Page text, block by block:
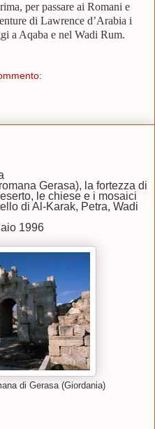
per passare ai Romani e
di Lawrence d’Arabia i
a Aqaba e nel Wadi Rum.
Gerasa), la fortezza di
le chiese e i mosaici
di Al-Karak, Petra, Wadi
1996
di Gerasa (Giordania)